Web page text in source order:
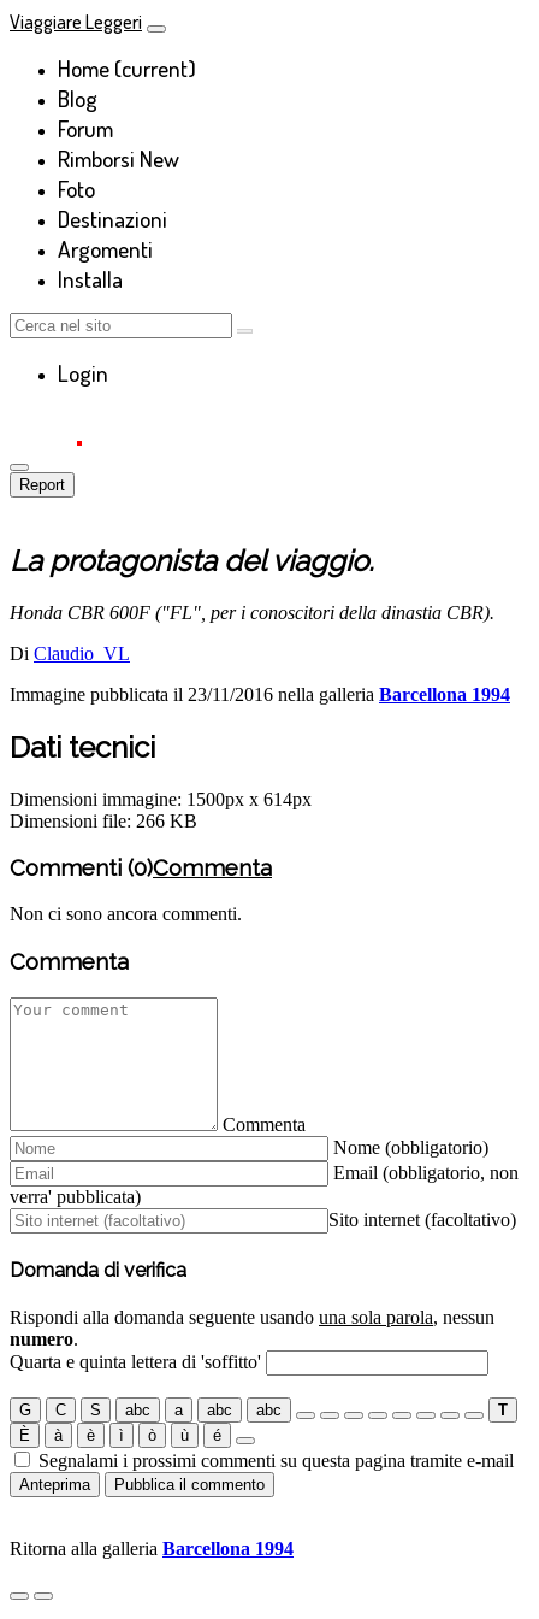
Viaggiare Leggeri
Home (current)
Blog
Forum
Rimborsi New
Foto
Destinazioni
Argomenti
Installa
Login
Report
La protagonista del viaggio.
Honda CBR 600F ("FL", per i conoscitori della dinastia CBR).
Di Claudio_VL
Immagine pubblicata il 23/11/2016 nella galleria Barcellona 1994
Dati tecnici
Dimensioni immagine: 1500px x 614px
Dimensioni file: 266 KB
Commenti (0)Commenta
Non ci sono ancora commenti.
Commenta
Commenta
Nome (obbligatorio)
Email (obbligatorio, non
verra' pubblicata)
Sito internet (facoltativo)
Domanda di verifica
Rispondi alla domanda seguente usando una sola parola, nessun
numero.
Quarta e quinta lettera di 'soffitto'
G C S abc a abc abc
T
È
à è ì ò ù é
Segnalami i prossimi commenti su questa pagina tramite e-mail
Ritorna alla galleria Barcellona 1994